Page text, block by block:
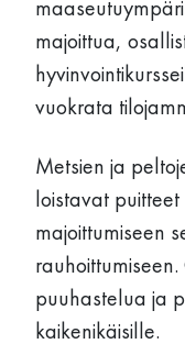
majoittua,
vuokrata
Metsien ja
loistavat
majoittumiseen
puuhastelua ja
kaikenikäisille.